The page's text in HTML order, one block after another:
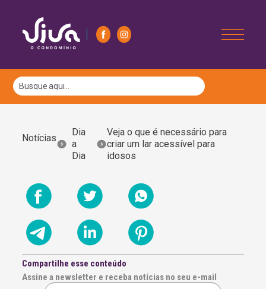
Notícias
Dia
a
Dia
Veja o que é necessário para
criar um lar acessível para
idosos
Compartilhe esse conteúdo
Assine a newsletter e receba notícias no seu e-mail